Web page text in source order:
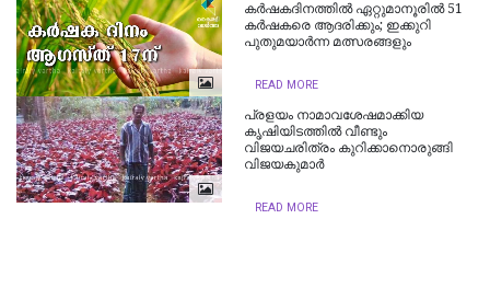
കര്‍ഷകദിനത്തില്‍ ഏറ്റുമാനൂരില്‍ 51
കര്‍ഷകരെ ആദരിക്കും; ഇക്കുറി
പുതുമയാര്‍ന്ന മത്സരങ്ങളും
READ MORE
പ്രളയം നാമാവശേഷമാക്കിയ
കൃഷിയിടത്തില്‍ വീണ്ടും
വിജയചരിത്രം കുറിക്കാനൊരുങ്ങി
വിജയകുമാര്‍
READ MORE